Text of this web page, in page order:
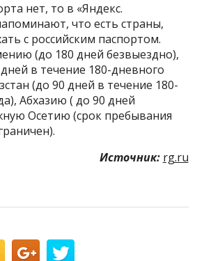
нет, то в «Яндекс.
что есть страны,
с российским паспортом.
(до 180 дней безвыездно),
в течение 180-дневного
(до 90 дней в течение 180-
Абхазию ( до 90 дней
Осетию (срок пребывания
Источник: rg.ru